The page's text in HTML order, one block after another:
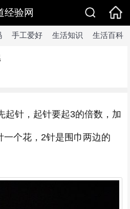
经验网
手工爱好 生活知识 生活百科
起针，起针要起3的倍数，加
一个花，2针是围巾两边的